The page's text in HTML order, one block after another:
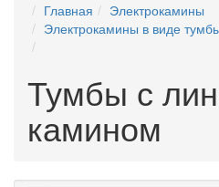
Главная
Электрокамины
Электрокамины в виде
Тумбы с
камином